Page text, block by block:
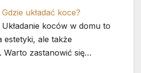
Gdzie układać koce?
Układanie koców w domu to
estetyki, ale także
Warto zastanowić się…